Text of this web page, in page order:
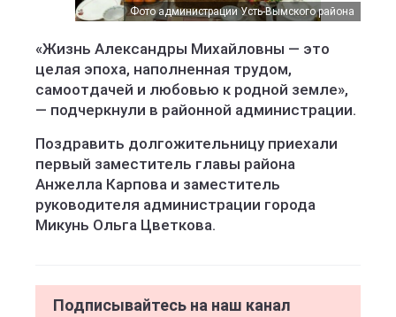
Фото администрации Усть-Вымского района
«Жизнь Александры Михайловны — это
целая эпоха, наполненная трудом,
самоотдачей и любовью к родной земле»,
— подчеркнули в районной администрации.
Поздравить долгожительницу приехали
первый заместитель главы района
Анжелла Карпова и заместитель
руководителя администрации города
Микунь Ольга Цветкова.
Подписывайтесь на наш канал